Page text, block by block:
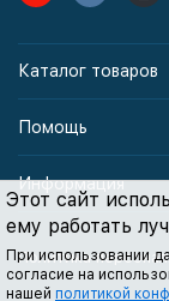
Этот сайт
ему работать
При использовании
согласие на
нашей политикой
Каталог товаров
Помощь
Информация
Политика